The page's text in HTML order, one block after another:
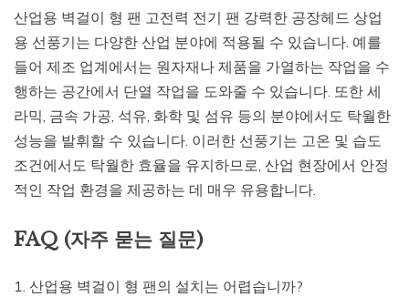
산업용 벽걸이 형 팬 고전력 전기 팬 강력한 공장헤드 상업
용 선풍기는 다양한 산업 분야에 적용될 수 있습니다. 예를
들어 제조 업계에서는 원자재나 제품을 가열하는 작업을 수
행하는 공간에서 단열 작업을 도와줄 수 있습니다. 또한 세
라믹, 금속 가공, 석유, 화학 및 섬유 등의 분야에서도 탁월한
성능을 발휘할 수 있습니다. 이러한 선풍기는 고온 및 습도
조건에서도 탁월한 효율을 유지하므로, 산업 현장에서 안정
적인 작업 환경을 제공하는 데 매우 유용합니다.
FAQ (자주 묻는 질문)
1. 산업용 벽걸이 형 팬의 설치는 어렵습니까?